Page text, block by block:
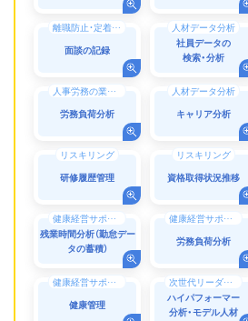
離職防止・定着率向上
面談の記録
人材データ分析
社員データの
検索・分析
人事労務の業務効率化（DX）
労務負荷分析
人材データ分析
キャリア分析
リスキリング
研修履歴管理
リスキリング
資格取得状況推移
健康経営サポート・働き方改革
残業時間分析（勤怠デー
タの蓄積）
健康経営サポート・働き方改革
労務負荷分析
健康経営サポート・働き方改革
健康管理
次世代リーダー育成
ハイパフォーマー
分析・モデル人材